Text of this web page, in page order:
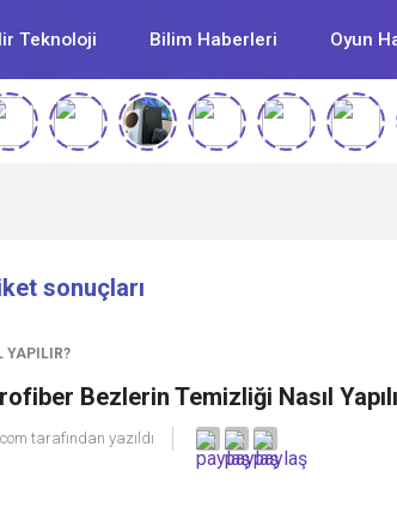
Teknoloji Bilim Haberleri Oyun
sonuçları
YAPILIR?
Bezlerin Temizliği Nasıl
tarafından yazıldı